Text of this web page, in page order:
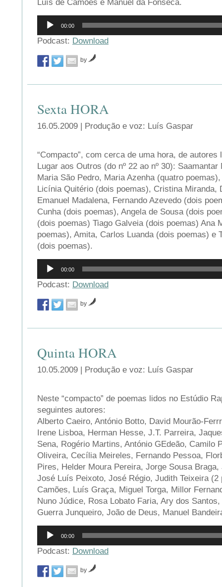
Luís de Camões e Manuel da Fonseca.
Reprodutor
áudio
00:00
Podcast: Download
by
Sexta HORA
16.05.2009 | Produção e voz: Luís Gaspar
“Compacto”, com cerca de uma hora, de autores
Lugar aos Outros (do nº 22 ao nº 30):
Maria São Pedro, Maria Azenha (quatro
Licínia Quitério (dois poemas), Cristina Miranda,
Emanuel Madalena, Fernando Azevedo (dois
Cunha (dois poemas), Angela de Sousa (dois
(dois poemas) Tiago Galveia (dois poemas) Ana
poemas), Amita, Carlos Luanda (dois poemas) e
(dois poemas).
Reprodutor
áudio
00:00
Podcast: Download
by
Quinta HORA
10.05.2009 | Produção e voz: Luís Gaspar
Neste “compacto” de poemas lidos no Estúdio
seguintes autores:
Alberto Caeiro, António Botto, David Mourão-
Irene Lisboa, Herman Hesse, J.T. Parreira,
Sena, Rogério Martins, António GEdeão, Camilo
Oliveira, Cecília Meireles, Fernando Pessoa,
Pires, Helder Moura Pereira, Jorge Sousa
José Luís Peixoto, José Régio, Judith Teixeira (2
Camões, Luís Graça, Miguel Torga, Millor
Nuno Júdice, Rosa Lobato Faria, Ary dos
Guerra Junqueiro, João de Deus, Manuel
Reprodutor
áudio
00:00
Podcast: Download
by